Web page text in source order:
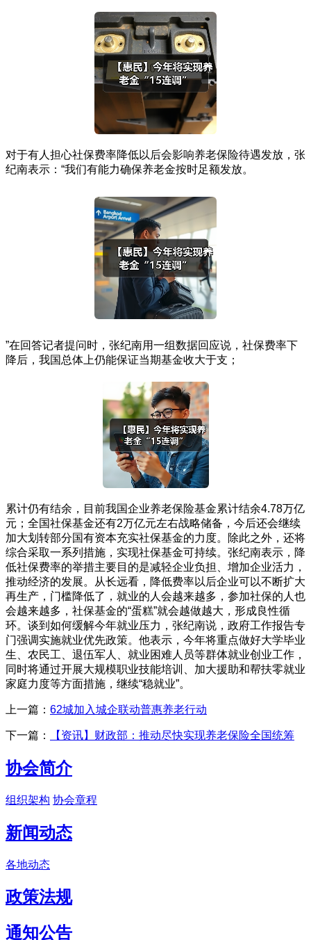
对于有人担心社保费率降低以后会影响养老保险待遇发放，张
纪南表示：“我们有能力确保养老金按时足额发放。
”在回答记者提问时，张纪南用一组数据回应说，社保费率下
降后，我国总体上仍能保证当期基金收大于支；
累计仍有结余，目前我国企业养老保险基金累计结余4.78万亿
元；全国社保基金还有2万亿元左右战略储备，今后还会继续
加大划转部分国有资本充实社保基金的力度。除此之外，还将
综合采取一系列措施，实现社保基金可持续。张纪南表示，降
低社保费率的举措主要目的是减轻企业负担、增加企业活力，
推动经济的发展。从长远看，降低费率以后企业可以不断扩大
再生产，门槛降低了，就业的人会越来越多，参加社保的人也
会越来越多，社保基金的“蛋糕”就会越做越大，形成良性循
环。谈到如何缓解今年就业压力，张纪南说，政府工作报告专
门强调实施就业优先政策。他表示，今年将重点做好大学毕业
生、农民工、退伍军人、就业困难人员等群体就业创业工作，
同时将通过开展大规模职业技能培训、加大援助和帮扶零就业
家庭力度等方面措施，继续“稳就业”。
上一篇： 62城加入城企联动普惠养老行动
下一篇： 【资讯】财政部：推动尽快实现养老保险全国统筹
协会简介
组织架构 协会章程
新闻动态
各地动态
政策法规
通知公告